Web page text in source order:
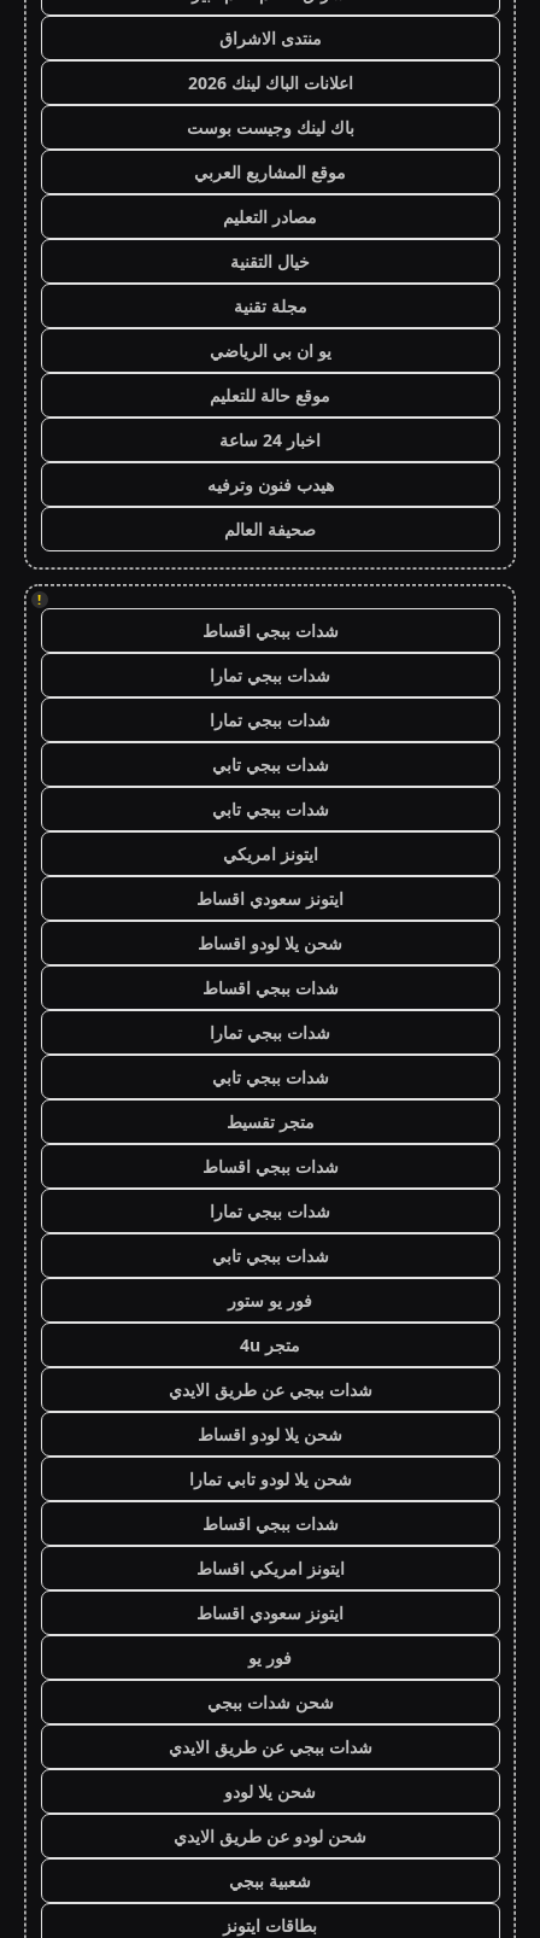
منتدى الاشراق
اعلانات الباك لينك 2026
باك لينك وجيست بوست
موقع المشاريع العربي
مصادر التعليم
خيال التقنية
مجلة تقنية
يو ان بي الرياضي
موقع حالة للتعليم
اخبار 24 ساعة
هيدب فنون وترفيه
صحيفة العالم
!
شدات ببجي اقساط
شدات ببجي تمارا
شدات ببجي تمارا
شدات ببجي تابي
شدات ببجي تابي
ايتونز امريكي
ايتونز سعودي اقساط
شحن يلا لودو اقساط
شدات ببجي اقساط
شدات ببجي تمارا
شدات ببجي تابي
متجر تقسيط
شدات ببجي اقساط
شدات ببجي تمارا
شدات ببجي تابي
فور يو ستور
متجر 4u
شدات ببجي عن طريق الايدي
شحن يلا لودو اقساط
شحن يلا لودو تابي تمارا
شدات ببجي اقساط
ايتونز امريكي اقساط
ايتونز سعودي اقساط
فور يو
شحن شدات ببجي
شدات ببجي عن طريق الايدي
شحن يلا لودو
شحن لودو عن طريق الايدي
شعبية ببجي
بطاقات ايتونز